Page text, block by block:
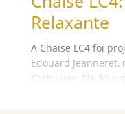
Relaxante
A Chaise LC4 foi
Edouard Jeanneret,
Corbusier. Ele foi